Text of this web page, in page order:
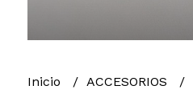
Inicio ACCESORIOS